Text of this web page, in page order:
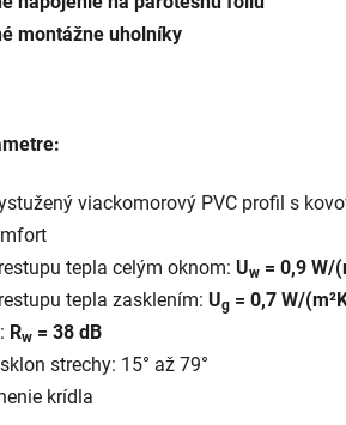
montážne uholníky
viackomorový PVC profil s
tepla celým oknom: Uw = 0,9 W/
tepla zasklením: Ug = 0,7 W/
Rw = 38 dB
strechy: 15° až 79°
krídla